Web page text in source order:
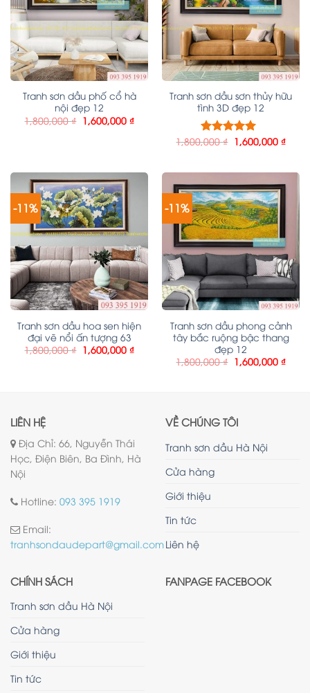
Tranh sơn dầu phố cổ hà
nội đẹp 12
1,800,000₫ 1,600,000 ₫
Tranh sơn dầu sơn thủy hữu
tình 3D đẹp 12
Được xếp
1,800,000₫ 1,600,000 ₫
-11%
Tranh sơn dầu hoa sen hiện
đại vẽ nổi ấn tượng 63
1,800,000₫ 1,600,000 ₫
-11%
Tranh sơn dầu phong cảnh
tây bắc ruộng bậc thang
đẹp 12
1,800,000₫ 1,600,000 ₫
LIÊN HỆ
Địa Chỉ: 66, Nguyễn Thái
Học, Điện Biên, Ba Đình, Hà
Nội
Hotline: 093 395 1919
Email:
tranhsondaudepart@gmail.com
VỀ CHÚNG TÔI
Tranh sơn dầu Hà Nội
Cửa hàng
Giới thiệu
Tin tức
Liên hệ
CHÍNH SÁCH
Tranh sơn dầu Hà Nội
Cửa hàng
Giới thiệu
Tin tức
FANPAGE FACEBOOK